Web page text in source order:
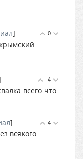
0
]
-4
всего что
4
]
всякого